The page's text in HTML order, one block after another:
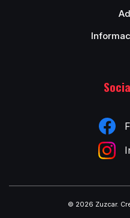
© 2026 Zuzcar.